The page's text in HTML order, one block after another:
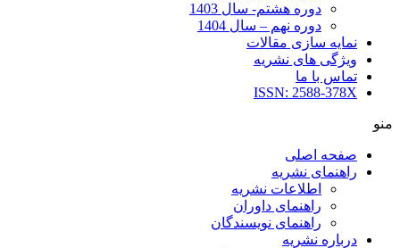
دوره هشتم- سال 1403
دوره نهم – سال 1404
نمایه سازی مقالات
ویژگی های نشریه
تماس با ما
ISSN: 2588-378X
منو
صفحه اصلی
راهنمای نشریه
اطلاعات نشریه
راهنمای داوران
راهنمای نویسندگان
درباره نشریه